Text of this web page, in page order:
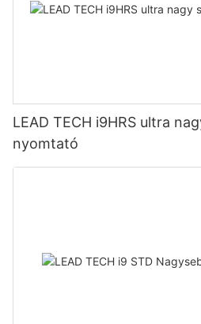
LEAD TECH i9HRS ultra
nyomtató